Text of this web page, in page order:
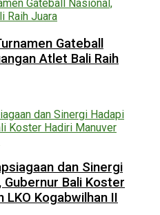
Gateball
Atlet Bali Raih
dan Sinergi
Bali Koster
LKO Kogabwilhan II